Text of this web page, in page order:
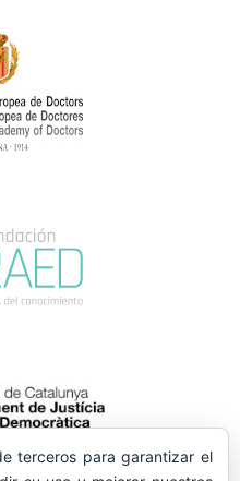
terceros para garantizar el